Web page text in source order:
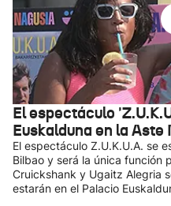
El espectáculo
Euskalduna en la Aste
El espectáculo Z.U.K.U.A. se
Bilbao y será la única función
Cruickshank y Ugaitz Alegria
estarán en el Palacio